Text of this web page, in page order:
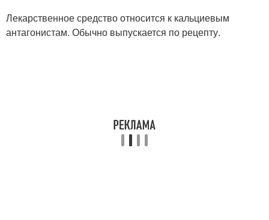
Лекарственное средство относится к кальциевым
антагонистам. Обычно выпускается по рецепту.